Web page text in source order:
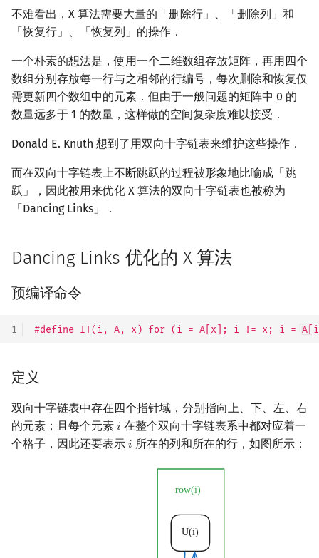
不难看出，X 算法需要大量的「删除行」、「删除列」和
「恢复行」、「恢复列」的操作．
一个朴素的想法是，使用一个二维数组存放矩阵，再用四个
数组分别存放每一行与之相邻的行编号，每次删除和恢复仅
需更新四个数组中的元素．但由于一般问题的矩阵中 0 的
数量远多于 1 的数量，这样做的空间复杂度难以接受．
Donald E. Knuth 想到了用双向十字链表来维护这些操作．
而在双向十字链表上不断跳跃的过程被形象地比喻成「跳
跃」，因此被用来优化 X 算法的双向十字链表也被称为
「Dancing Links」．
Dancing Links 优化的 X 算法
预编译命令
1 #define IT(i, A, x) for (i = A[x]; i != x; i =
定义
双向十字链表中存在四个指针域，分别指向上、下、左、右
的元素；且每个元素 𝑖
i 在整个双向十字链表系中都对应着一
个格子，因此还要表示 𝑖
i 所在的列和所在的行，如图所示：